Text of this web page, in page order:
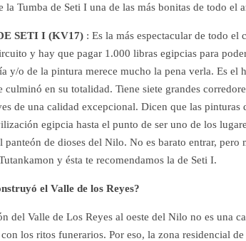
la Tumba de Seti I una de las más bonitas de todo el
SETI I (KV17) : Es la más espectacular de todo el
y hay que pagar 1.000 libras egipcias para
y/o de la pintura merece mucho la pena verla. Es el
culminó en su totalidad. Tiene siete grandes
de una calidad excepcional. Dicen que las
egipcia hasta el punto de ser uno de los
panteón de dioses del Nilo. No es barato entrar, pero
y ésta te recomendamos la de Seti I.
el Valle de los Reyes?
del Valle de Los Reyes al oeste del Nilo no es una
los ritos funerarios. Por eso, la zona residencial